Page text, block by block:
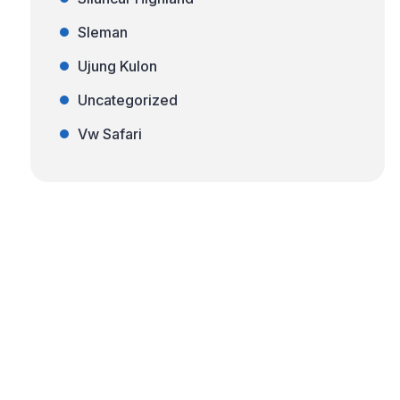
Sleman
Ujung Kulon
Uncategorized
Vw Safari